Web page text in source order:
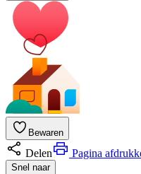
Bewaren
Delen Pagina
Snel naar